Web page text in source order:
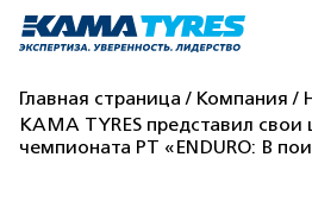
Главная страница Компания
KAMA TYRES представил
чемпионата РТ «ENDURO: В